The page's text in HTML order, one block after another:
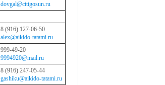
dovgal@citigosun.ru
8 (916) 127-06-50
alex@aikido-tatami.ru
999-49-20
9994920@mail.ru
8 (916) 247-05-44
gashiku@aikido-tatami.ru